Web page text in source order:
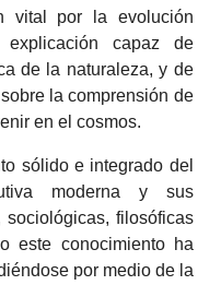
vital por la evolución
capaz de
de la naturaleza, y de
la comprensión de
en el cosmos.
sólido e integrado del
moderna y sus
sociológicas, filosóficas
este conocimiento ha
por medio de la